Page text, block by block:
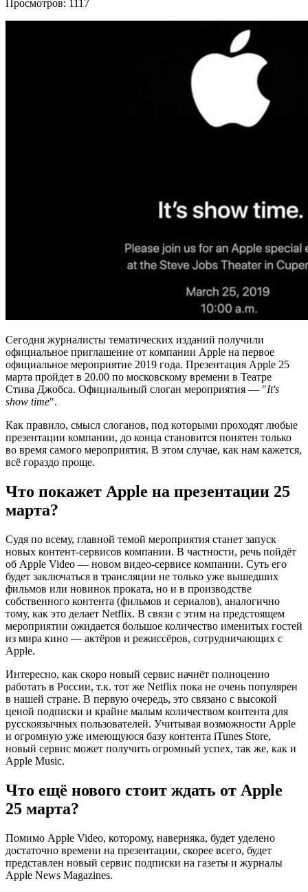
Просмотров: 1117
Сегодня журналисты тематических изданий получили
официальное приглашение от компании Apple на первое
официальное мероприятие 2019 года. Презентация Apple 25
марта пройдет в 20.00 по московскому времени в Театре
Стива Джобса. Официальный слоган мероприятия — "It's
show time".
Как правило, смысл слоганов, под которыми проходят любые
презентации компании, до конца становится понятен только
во время самого мероприятия. В этом случае, как нам кажется,
всё гораздо проще.
Что покажет Apple на презентации 25
марта?
Судя по всему, главной темой мероприятия станет запуск
новых контент-сервисов компании. В частности, речь пойдёт
об Apple Video — новом видео-сервисе компании. Суть его
будет заключаться в трансляции не только уже вышедших
фильмов или новинок проката, но и в производстве
собственного контента (фильмов и сериалов), аналогично
тому, как это делает Netflix. В связи с этим на предстоящем
мероприятии ожидается большое количество именитых гостей
из мира кино — актёров и режиссёров, сотрудничающих с
Apple.
Интересно, как скоро новый сервис начнёт полноценно
работать в России, т.к. тот же Netflix пока не очень популярен
в нашей стране. В первую очередь, это связано с высокой
ценой подписки и крайне малым количеством контента для
русскоязычных пользователей. Учитывая возможности Apple
и огромную уже имеющуюся базу контента iTunes Store,
новый сервис может получить огромный успех, так же, как и
Apple Music.
Что ещё нового стоит ждать от Apple
25 марта?
Помимо Apple Video, которому, наверняка, будет уделено
достаточно времени на презентации, скорее всего, будет
представлен новый сервис подписки на газеты и журналы
Apple News Magazines.